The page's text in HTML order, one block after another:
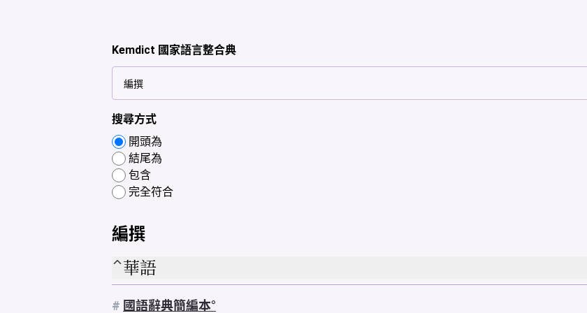
Kemdict 國家語言整合典
搜尋方式
開頭為
結尾為
包含
完全符合
編撰
華語
# 國語辭典簡編本